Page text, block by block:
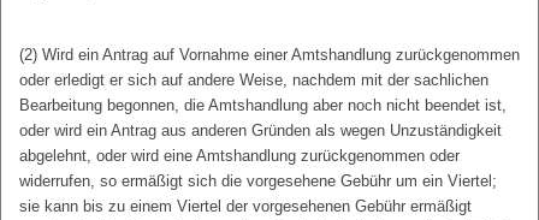
(2) Wird ein Antrag auf Vornahme einer Amtshandlung zurückgenommen
oder erledigt er sich auf andere Weise, nachdem mit der sachlichen
Bearbeitung begonnen, die Amtshandlung aber noch nicht beendet ist,
oder wird ein Antrag aus anderen Gründen als wegen Unzuständigkeit
abgelehnt, oder wird eine Amtshandlung zurückgenommen oder
widerrufen, so ermäßigt sich die vorgesehene Gebühr um ein Viertel;
sie kann bis zu einem Viertel der vorgesehenen Gebühr ermäßigt